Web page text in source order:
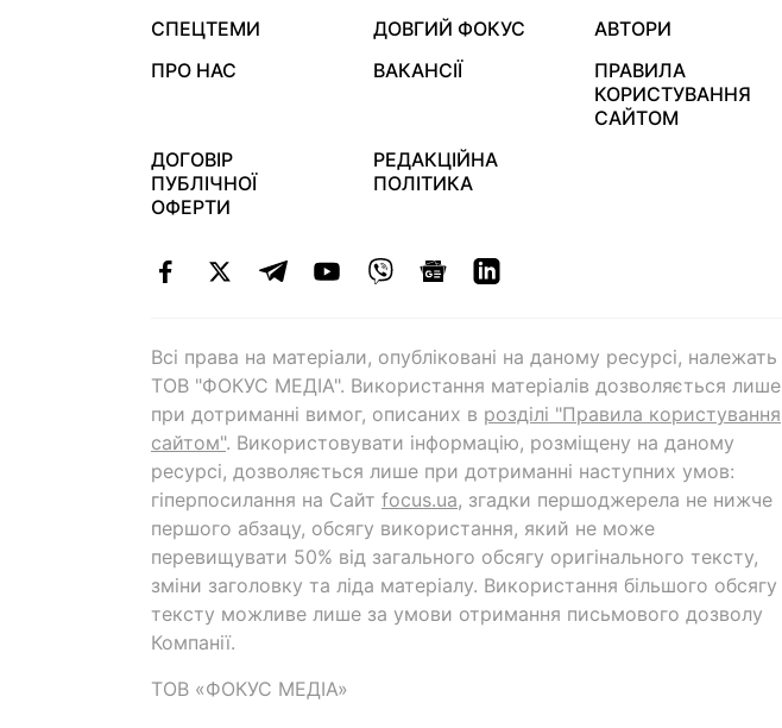
СПЕЦТЕМИ
ДОВГИЙ ФОКУС
АВТОРИ
ПРО НАС
ВАКАНСІЇ
ПРАВИЛА
КОРИСТУВАННЯ
САЙТОМ
ДОГОВІР
ПУБЛІЧНОЇ
ОФЕРТИ
РЕДАКЦІЙНА
ПОЛІТИКА
Всі права на матеріали, опубліковані на даному ресурсі, належать
ТОВ "ФОКУС МЕДІА". Використання матеріалів дозволяється лише
при дотриманні вимог, описаних в розділі "Правила користування
сайтом". Використовувати інформацію, розміщену на даному
ресурсі, дозволяється лише при дотриманні наступних умов:
гіперпосилання на Cайт focus.ua, згадки першоджерела не нижче
першого абзацу, обсягу використання, який не може
перевищувати 50% від загального обсягу оригінального тексту,
зміни заголовку та ліда матеріалу. Використання більшого обсягу
тексту можливе лише за умови отримання письмового дозволу
Компанії.
ТОВ «ФОКУС МЕДІА»